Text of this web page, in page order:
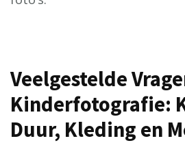
Veelgestelde
Kinderfotografie:
Duur, Kleding en